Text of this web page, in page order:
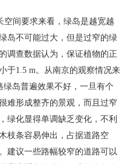
间要求来看，绿岛是越宽越
岛不可能过大，但是过窄的绿
调查数据认为，保证植物的正
于1.5 m。从南京的观察情况来
岛普遍效果不好，一旦有个
难形成整齐的景观，而且过窄
绿化显得单调缺乏变化，不利
枝条容易伸出，占据道路空
建议一些路幅较窄的道路可以